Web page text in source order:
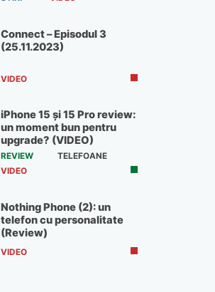
Connect – Episodul 3
(25.11.2023)
VIDEO
iPhone 15 și 15 Pro review:
un moment bun pentru
upgrade? (VIDEO)
REVIEW
TELEFOANE
VIDEO
Nothing Phone (2): un
telefon cu personalitate
(Review)
VIDEO